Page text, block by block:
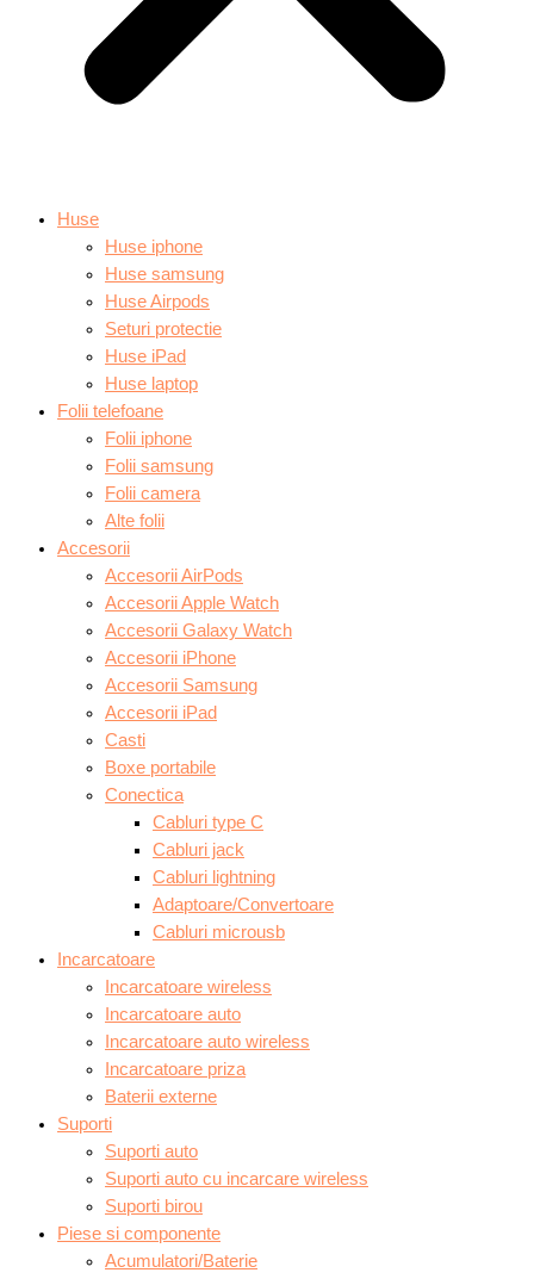
Huse
Huse iphone
Huse samsung
Huse Airpods
Seturi protectie
Huse iPad
Huse laptop
Folii telefoane
Folii iphone
Folii samsung
Folii camera
Alte folii
Accesorii
Accesorii AirPods
Accesorii Apple Watch
Accesorii Galaxy Watch
Accesorii iPhone
Accesorii Samsung
Accesorii iPad
Casti
Boxe portabile
Conectica
Cabluri type C
Cabluri jack
Cabluri lightning
Adaptoare/Convertoare
Cabluri microusb
Incarcatoare
Incarcatoare wireless
Incarcatoare auto
Incarcatoare auto wireless
Incarcatoare priza
Baterii externe
Suporti
Suporti auto
Suporti auto cu incarcare wireless
Suporti birou
Piese si componente
Acumulatori/Baterie